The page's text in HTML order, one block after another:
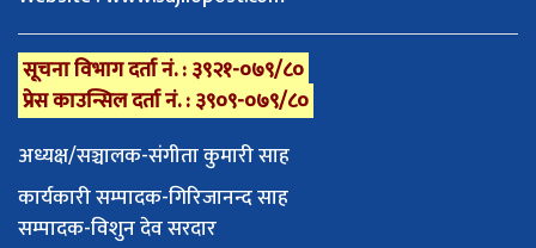
सूचना विभाग दर्ता नं. : ३९२१-०७९/८०
प्रेस काउन्सिल दर्ता नं. : ३९०९-०७९/८०
अध्यक्ष/सञ्चालक-संगीता कुमारी साह
कार्यकारी सम्पादक-गिरिजानन्द साह
सम्पादक-विशुन देव सरदार